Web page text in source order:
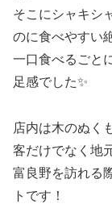
そこにシャキシ
のに食べやすい
一口食べるごと
足感でした✨
店内は木のぬく
客だけでなく地
富良野を訪れる
トです！